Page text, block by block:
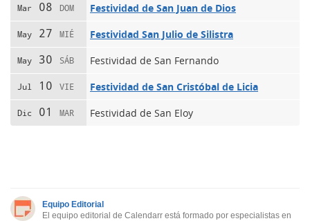
Mar 08 DOM Festividad de San Juan de Dios
May 27 MIÉ Festividad San Julio de Silistra
May 30 SÁB Festividad de San Fernando
Jul 10 VIE Festividad de San Cristóbal de Licia
Dic 01 MAR Festividad de San Eloy
Equipo Editorial
El equipo editorial de Calendarr está formado por especialistas en